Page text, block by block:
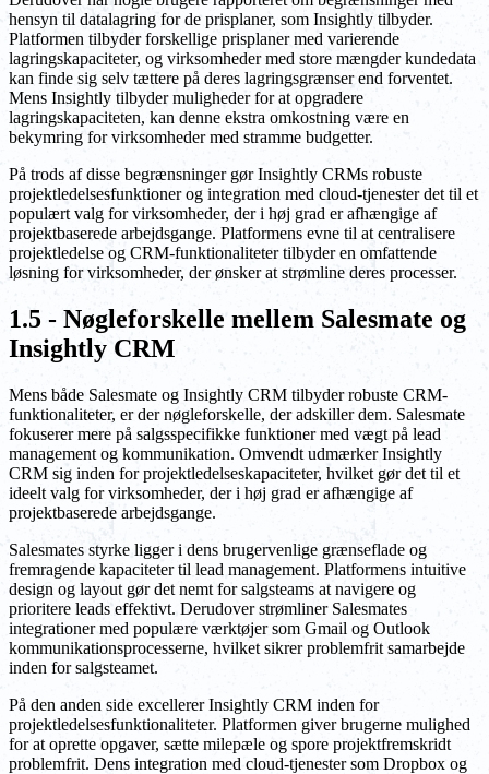
hensyn til datalagring for de prisplaner, som Insightly tilbyder.
Platformen tilbyder forskellige prisplaner med varierende
lagringskapaciteter, og virksomheder med store mængder kundedata
kan finde sig selv tættere på deres lagringsgrænser end forventet.
Mens Insightly tilbyder muligheder for at opgradere
lagringskapaciteten, kan denne ekstra omkostning være en
bekymring for virksomheder med stramme budgetter.
På trods af disse begrænsninger gør Insightly CRMs robuste
projektledelsesfunktioner og integration med cloud-tjenester det til et
populært valg for virksomheder, der i høj grad er afhængige af
projektbaserede arbejdsgange. Platformens evne til at centralisere
projektledelse og CRM-funktionaliteter tilbyder en omfattende
løsning for virksomheder, der ønsker at strømline deres processer.
1.5 - Nøgleforskelle mellem Salesmate og
Insightly CRM
Mens både Salesmate og Insightly CRM tilbyder robuste CRM-
funktionaliteter, er der nøgleforskelle, der adskiller dem. Salesmate
fokuserer mere på salgsspecifikke funktioner med vægt på lead
management og kommunikation. Omvendt udmærker Insightly
CRM sig inden for projektledelseskapaciteter, hvilket gør det til et
ideelt valg for virksomheder, der i høj grad er afhængige af
projektbaserede arbejdsgange.
Salesmates styrke ligger i dens brugervenlige grænseflade og
fremragende kapaciteter til lead management. Platformens intuitive
design og layout gør det nemt for salgsteams at navigere og
prioritere leads effektivt. Derudover strømliner Salesmates
integrationer med populære værktøjer som Gmail og Outlook
kommunikationsprocesserne, hvilket sikrer problemfrit samarbejde
inden for salgsteamet.
På den anden side excellerer Insightly CRM inden for
projektledelsesfunktionaliteter. Platformen giver brugerne mulighed
for at oprette opgaver, sætte milepæle og spore projektfremskridt
problemfrit. Dens integration med cloud-tjenester som Dropbox og